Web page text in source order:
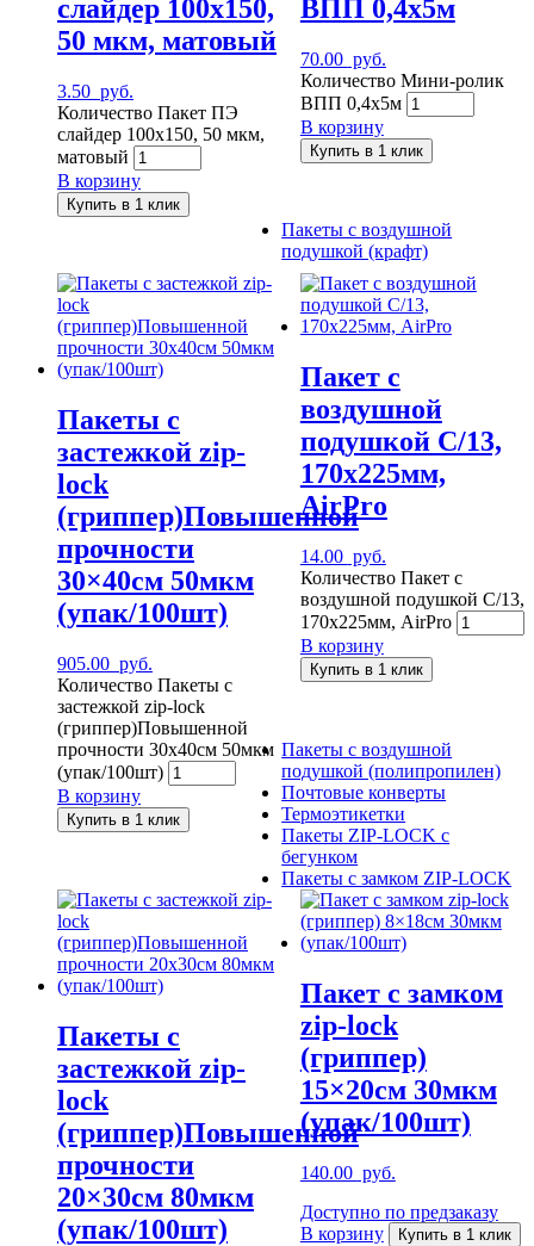
слайдер 100х150,
50 мкм, матовый
3.50 руб.
Количество Пакет ПЭ
слайдер 100х150, 50 мкм,
матовый
В корзину
Купить в 1 клик
ВПП 0,4х5м
70.00 руб.
Количество Мини-ролик
ВПП 0,4х5м
В корзину
Купить в 1 клик
Пакеты с
застежкой zip-
lock
(гриппер)Повышенной
прочности
30×40см 50мкм
(упак/100шт)
905.00 руб.
Количество Пакеты с
застежкой zip-lock
(гриппер)Повышенной
прочности 30x40см 50мкм
(упак/100шт)
В корзину
Купить в 1 клик
Пакет с
воздушной
подушкой C/13,
170х225мм,
AirPro
14.00 руб.
Количество Пакет с
воздушной подушкой C/13,
170х225мм, AirPro
В корзину
Купить в 1 клик
Пакеты с
застежкой zip-
lock
(гриппер)Повышенной
прочности
20×30см 80мкм
(упак/100шт)
Пакет с замком
zip-lock
(гриппер)
15×20см 30мкм
(упак/100шт)
140.00 руб.
Доступно по предзаказу
В корзину
Купить в 1 клик
Пакеты с воздушной
подушкой (крафт)
Пакеты с воздушной
подушкой (полипропилен)
Почтовые конверты
Термоэтикетки
Пакеты ZIP-LOCK с
бегунком
Пакеты с замком ZIP-LOCK